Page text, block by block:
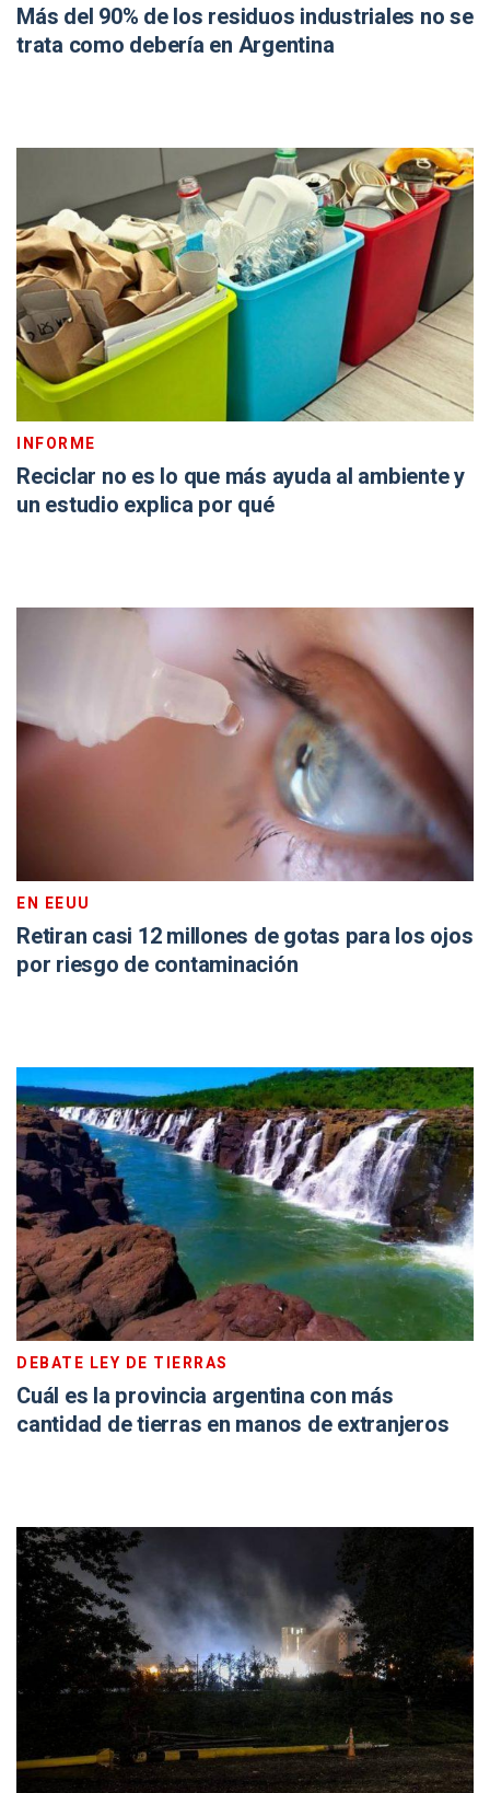
Más del 90% de los residuos industriales no se
trata como debería en Argentina
INFORME
Reciclar no es lo que más ayuda al ambiente y
un estudio explica por qué
EN EEUU
Retiran casi 12 millones de gotas para los ojos
por riesgo de contaminación
DEBATE LEY DE TIERRAS
Cuál es la provincia argentina con más
cantidad de tierras en manos de extranjeros